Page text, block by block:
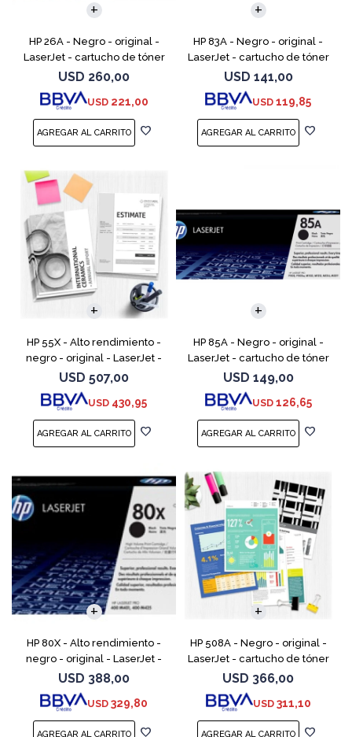
HP 26A - Negro - original -
LaserJet - cartucho de tóner
(CF226A) - para LaserJet Pro
M402, MFP M426
USD 260,00
USD 221,00
HP 83A - Negro - original -
LaserJet - cartucho de tóner
(CF283A) - para LaserJet Pro
M201, M202, MFP M125, MFP
M127, MFP M225
USD 141,00
USD 119,85
HP 55X - Alto rendimiento -
negro - original - LaserJet -
cartucho de tóner (CE255X) -
para LaserJet Enterprise MFP
M525; LaserJ
USD 507,00
USD 430,95
HP 85A - Negro - original -
LaserJet - cartucho de tóner
(CE285A) - para LaserJet Pro
M1132 MFP, M1212nf MFP,
M1217nfw MFP, P110
USD 149,00
USD 126,65
HP 80X - Alto rendimiento -
negro - original - LaserJet -
cartucho de tóner (CF280X) -
para LaserJet Pro 400 M401,
MFP M425
USD 388,00
USD 329,80
HP 508A - Negro - original -
LaserJet - cartucho de tóner
(CF360A) - para Color
LaserJet Enterprise MFP M577;
LaserJet Enterpris
USD 366,00
USD 311,10